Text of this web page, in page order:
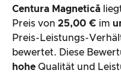
Centura Magnetică
Preis von 25,00 € im
Preis-Leistungs-
bewertet. Diese
hohe Qualität und